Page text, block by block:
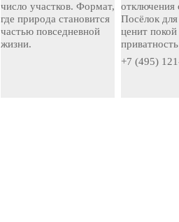
число участков. Формат,
где природа становится
частью повседневной
жизни.
отключения
Посёлок
ценит
приватность
+7 (495)